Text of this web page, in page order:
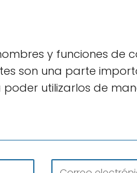
y funciones de
son una parte
utilizarlos de